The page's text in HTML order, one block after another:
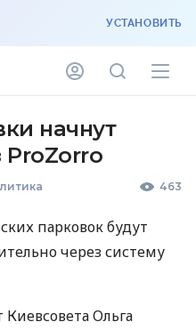
УСТАНОВИТЬ
начнут
ProZorro
463
парковок будут
через систему
Ольга